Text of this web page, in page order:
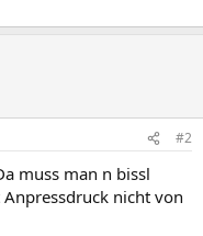
#2
muss man n bissl
nicht von